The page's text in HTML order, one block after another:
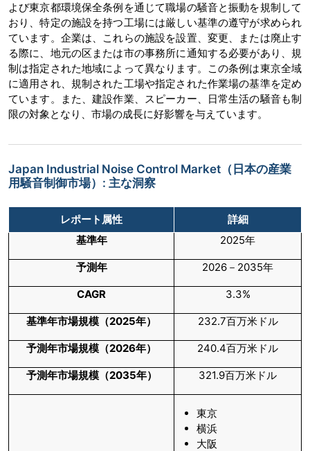
よび東京都環境保全条例を通じて職場の騒音と振動を規制して
おり、特定の施設を持つ工場には厳しい基準の遵守が求められ
ています。企業は、これらの施設を設置、変更、または廃止す
る際に、地元の区または市の事務所に通知する必要があり、規
制は指定された地域によって異なります。この条例は東京全域
に適用され、規制された工場や指定された作業場の基準を定め
ています。また、建設作業、スピーカー、日常生活の騒音も制
限の対象となり、市場の成長に好影響を与えています。
Japan Industrial Noise Control Market（日本の産業
用騒音制御市場）: 主な洞察
レポート属性
詳細
基準年
2025年
予測年 2026－2035年
CAGR 3.3%
基準年市場規模（2025年） 232.7百万米ドル
予測年市場規模（2026年） 240.4百万米ドル
予測年市場規模（2035年） 321.9百万米ドル
東京
横浜
大阪